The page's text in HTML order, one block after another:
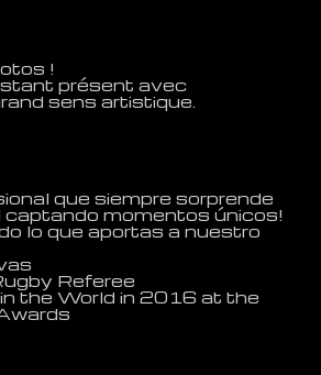
!
présent avec
sens artistique.
que siempre sorprende
captando momentos únicos!
lo que aportas a nuestro
Referee
the World in 2016 at the